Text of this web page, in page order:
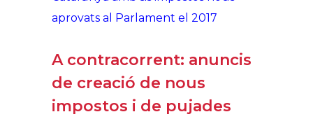
A contracorrent: anuncis
de creació de nous
impostos i de pujades